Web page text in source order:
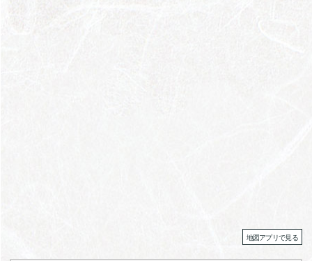
地図アプリで見る